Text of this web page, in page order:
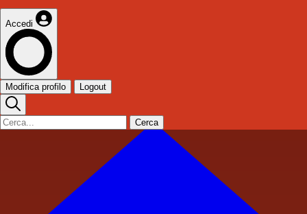
Accedi
Modifica profilo Logout
Cerca